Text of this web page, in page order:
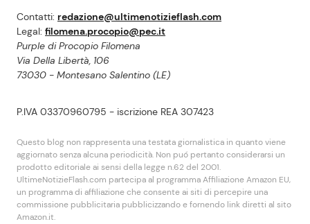
Contatti: redazione@ultimenotizieflash.com
Legal: filomena.procopio@pec.it
Purple di Procopio Filomena
Via Della Libertà, 106
73030 - Montesano Salentino (LE)
P.IVA 03370960795 - iscrizione REA 307423
Questo blog non rappresenta una testata giornalistica in quanto viene
aggiornato senza alcuna periodicità. Non puó pertanto considerarsi un
prodotto editoriale ai sensi della legge n.62 del 2001.
UltimeNotizieFlash.com partecipa al programma Affiliazione Amazon EU,
un programma di affiliazione che consente ai siti di percepire una
commissione pubblicitaria pubblicizzando e fornendo link diretti al sito
Amazon.it.